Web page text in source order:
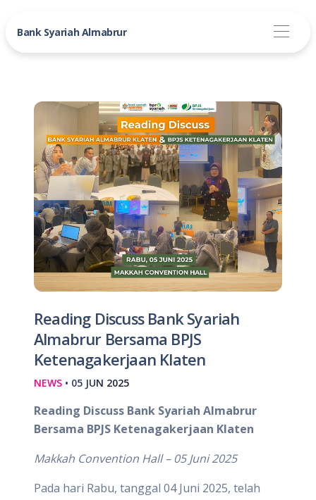
Bank Syariah Almabrur
Reading Discuss Bank Syariah
Almabrur Bersama BPJS
Ketenagakerjaan Klaten
NEWS • 05 JUN 2025
Reading Discuss Bank Syariah Almabrur
Bersama BPJS Ketenagakerjaan Klaten
Makkah Convention Hall – 05 Juni 2025
Pada hari Rabu, tanggal 04 Juni 2025, telah